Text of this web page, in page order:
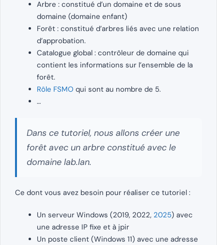
Arbre : constitué d’un domaine et de sous
domaine (domaine enfant)
Forêt : constitué d’arbres liés avec une relation
d’approbation.
Catalogue global : contrôleur de domaine qui
contient les informations sur l’ensemble de la
forêt.
Rôle FSMO qui sont au nombre de 5.
…
Dans ce tutoriel, nous allons créer une
forêt avec un arbre constitué avec le
domaine lab.lan.
Ce dont vous avez besoin pour réaliser ce tutoriel :
Un serveur Windows (2019, 2022, 2025) avec
une adresse IP fixe et à jpir
Un poste client (Windows 11) avec une adresse